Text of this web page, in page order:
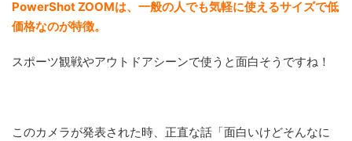
PowerShot ZOOMは、一般の人でも気軽に使えるサイズで低
価格なのが特徴。
スポーツ観戦やアウトドアシーンで使うと面白そうですね！
このカメラが発表された時、正直な話「面白いけどそんなに